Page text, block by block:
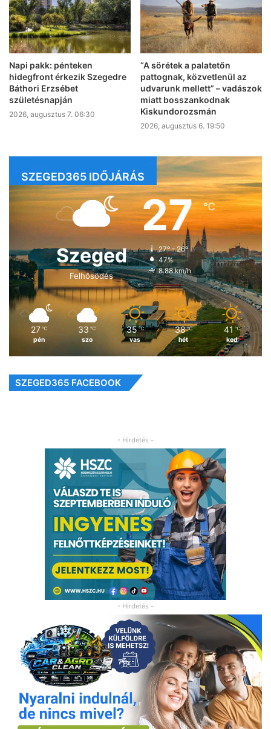
Napi pakk: pénteken
hidegfront érkezik Szegedre
Báthori Erzsébet
születésnapján
2026, augusztus 7. 06:30
“A sörétek a palatetőn
pattognak, közvetlenül az
udvarunk mellett” – vadászok
miatt bosszankodnak
Kiskundorozsmán
2026, augusztus 6. 19:50
SZEGED365 IDŐJÁRÁS
Szeged
Felhősödés
27℃
27º - 26º
47%
8.88 km/h
27 ℃
pén
33 ℃
szo
35 ℃
vas
38 ℃
hét
41 ℃
ked
SZEGED365 FACEBOOK
- Hirdetés -
- Hirdetés -